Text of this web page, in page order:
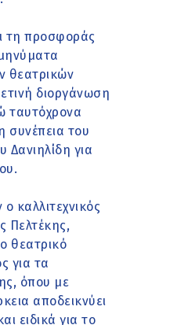
τη προσφοράς
θεατρικών
διοργάνωση
ταυτόχρονα
συνέπεια του
Δανιηλίδη για
καλλιτεχνικός
Πελτέκης,
θεατρικό
για τα
όπου με
αποδεικνύει
ειδικά για το